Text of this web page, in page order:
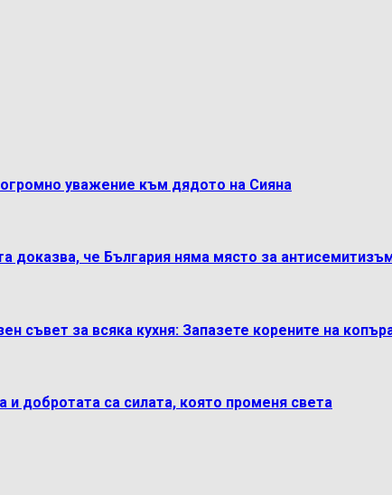
уважение към дядото на Сияна
доказва, че България няма място за
съвет за всяка кухня: Запазете корените на
и добротата са силата, която променя света